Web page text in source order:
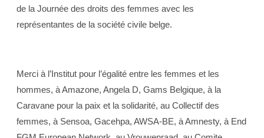
de la Journée des droits des femmes avec les
représentantes de la société civile belge.
Merci à l’Institut pour l’égalité entre les femmes et les
hommes, à Amazone, Angela D, Gams Belgique, à la
Caravane pour la paix et la solidarité, au Collectif des
femmes, à Sensoa, Gacehpa, AWSA-BE, à Amnesty, à End